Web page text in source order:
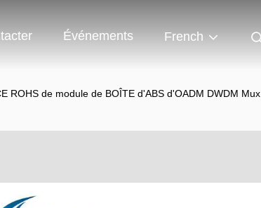
Événements French
ROHS de module de BOÎTE d'ABS d'OADM DWDM